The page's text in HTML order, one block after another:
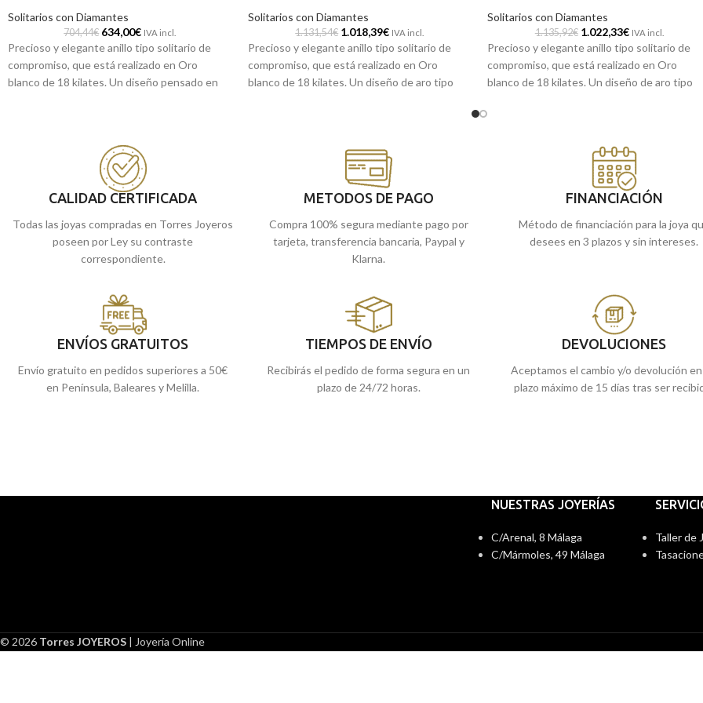
Solitarios con Diamantes
704,44€ 634,00€ IVA incl.
Precioso y elegante anillo tipo solitario de
compromiso, que está realizado en Oro
blanco de 18 kilates. Un diseño pensado en
y acompañará para toda la vida, con el que no
tendrás que preocuparte al llevarlo y
recordarás ese día tan especial cada vez que
Recógelo en nuestras tiendas de Málaga, o
si lo prefieres, haz el pedido online y te lo
enviamos a casa.
Solitarios con Diamantes
1.131,54€ 1.018,39€ IVA incl.
Precioso y elegante anillo tipo solitario de
compromiso, que está realizado en Oro
blanco de 18 kilates. Un diseño de aro tipo
total de 0,20 ct. Un anillo que tendrás y
acompañará para toda la vida, con el que
recordarás ese día tan especial cada vez que
Recógelo en nuestras tiendas de Málaga, o
si lo prefieres, haz el pedido online y te lo
Solitarios con Diamantes
1.135,92€ 1.022,33€ IVA incl.
Precioso y elegante anillo tipo solitario de
compromiso, que está realizado en Oro
blanco de 18 kilates. Un diseño de aro tipo
total de 0,20 ct. Un anillo que tendrás y
acompañará para toda la vida, con el que no
tendrás que preocuparte al llevarlo y
recordarás ese día tan especial cada vez que
lo mires.
Recógelo en nuestras tiendas de Málaga, o
CALIDAD CERTIFICADA
Todas las joyas compradas en Torres Joyeros
poseen por Ley su contraste
correspondiente.
METODOS DE PAGO
Compra 100% segura mediante pago por
tarjeta, transferencia bancaria, Paypal y
Klarna.
FINANCIACIÓN
Método de financiación para la joya
desees en 3 plazos y sin intereses.
ENVÍOS GRATUITOS
Envío gratuito en pedidos superiores a 50€
en Península, Baleares y Melilla.
TIEMPOS DE ENVÍO
Recibirás el pedido de forma segura en un
plazo de 24/72 horas.
DEVOLUCIONES
Aceptamos el cambio y/o devolución
plazo máximo de 15 días tras ser
NUESTRAS JOYERÍAS
C/Arenal, 8 Málaga
C/Mármoles, 49 Málaga
Taller de
© 2026 Torres JOYEROS | Joyería Online